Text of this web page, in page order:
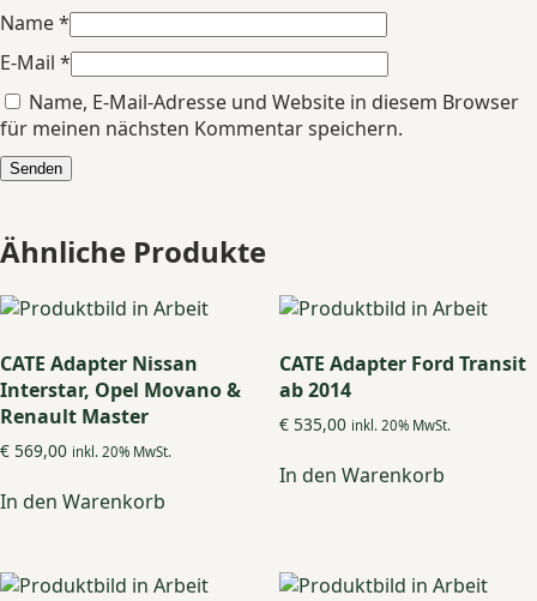
Name*
E-Mail *
Name, E-Mail-Adresse und Website in diesem Browser
für meinen nächsten Kommentar speichern.
Ähnliche Produkte
CATE Adapter Nissan
Interstar, Opel Movano &
Renault Master
€ 569,00 inkl. 20% MwSt.
In den Warenkorb
CATE Adapter Ford Transit
ab 2014
€535,00 inkl. 20% MwSt.
In den Warenkorb